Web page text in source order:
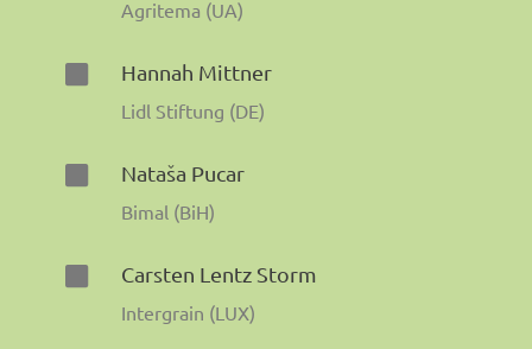
Agritema (UA)
Hannah Mittner
Lidl Stiftung (DE)
Nataša Pucar
Bimal (BiH)
Carsten Lentz Storm
Intergrain (LUX)